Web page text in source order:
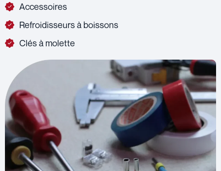
Accessoires
Refroidisseurs à boissons
Clés à molette